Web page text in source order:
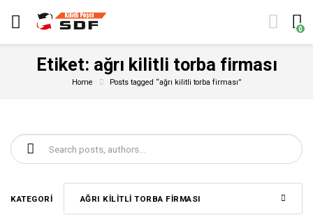
0
Etiket: ağrı kilitli torba firması
Home Posts tagged “ağrı kilitli torba firması”
Şunu ara:
KATEGORI AĞRI KILITLI TORBA FIRMASI